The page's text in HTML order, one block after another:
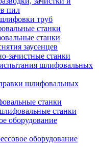
пил
труб
станки
станки
заусенцев
зачистные станки
шлифовальных
шлифовальных
станки
станки
оборудование
оборудование